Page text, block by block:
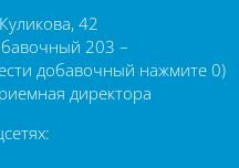
42
203 –
добавочный нажмите 0)
директора